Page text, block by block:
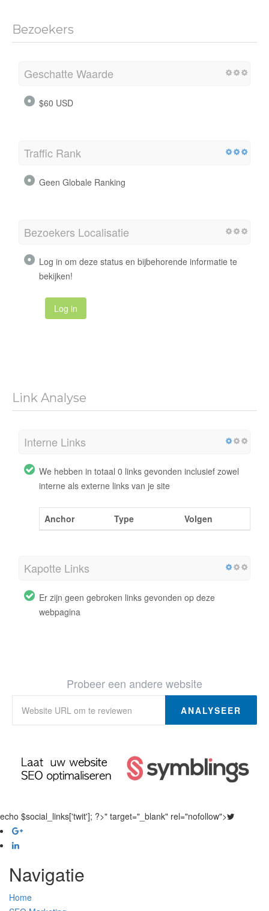
Bezoekers
Geschatte Waarde
$60 USD
Traffic Rank
Geen Globale Ranking
Bezoekers Localisatie
Log in om deze status en bijbehorende informatie te
bekijken!
Log in
Link Analyse
Interne Links
We hebben in totaal 0 links gevonden inclusief zowel
interne als externe links van je site
Anchor Type Volgen
Kapotte Links
Er zijn geen gebroken links gevonden op deze
webpagina
Probeer een andere website
ANALYSEER
echo $social_links['twit']; ?>" target="_blank" rel="nofollow">
Navigatie
Home